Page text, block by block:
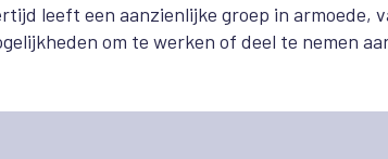
leeft een aanzienlijke groep in armoede,
om te werken of deel te nemen